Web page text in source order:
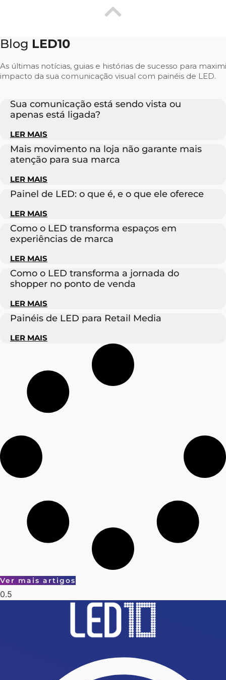
Blog LED10
As últimas notícias, guias e histórias de sucesso para
impacto da sua comunicação visual com painéis de LED.
Sua comunicação está sendo vista ou
apenas está ligada?
LER MAIS
Mais movimento na loja não garante mais
atenção para sua marca
LER MAIS
Painel de LED: o que é, e o que ele oferece
LER MAIS
Como o LED transforma espaços em
experiências de marca
LER MAIS
Como o LED transforma a jornada do
shopper no ponto de venda
LER MAIS
Painéis de LED para Retail Media
LER MAIS
Ver mais artigos